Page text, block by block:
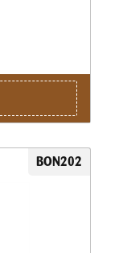
BON202